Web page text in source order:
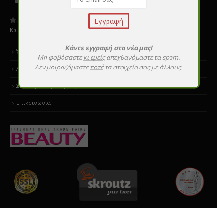
Κριτικές
Όροι χρήσης
Αποστολές & επιστροφές
Σεμινάρια εκμάθησης
Επικοινωνία
Κάντε εγγραφή στα νέα μας!
Μη φοβόσαστεκι εμείςαπεχθανόμαστε τα spam.
Δεν μοιραζόμαστεποτέτα στοιχεία σας με άλλους.